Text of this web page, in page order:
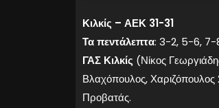
Κιλκίς – ΑΕΚ 31-31
Τα πεντάλεπτα: 3-2, 5-6, 7-
ΓΑΣ Κιλκίς (Νίκος
Βλαχόπουλος, Χαριζόπουλος
Προβατάς.